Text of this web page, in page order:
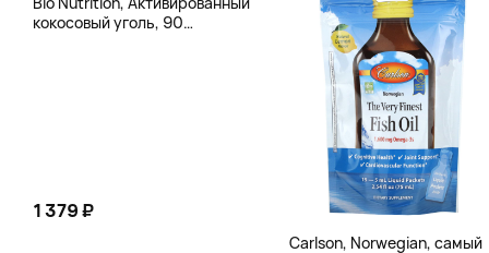
кокосовый уголь, 90
1 379 ₽
Carlson, Norwegian, самый